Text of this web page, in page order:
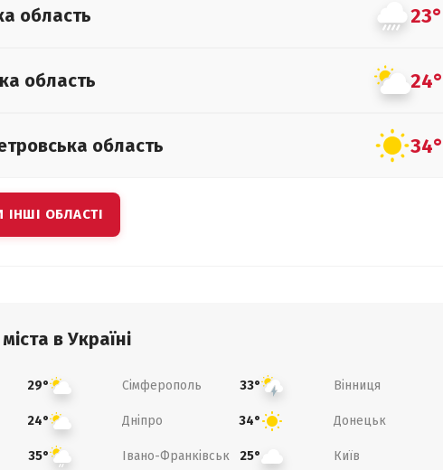
область 23°
область 24°
область 34°
ІНШІ ОБЛАСТІ
в Україні
29° Сімферополь 33° Вінниця
24° Дніпро 34° Донецьк
35° Івано-Франківськ 25° Київ